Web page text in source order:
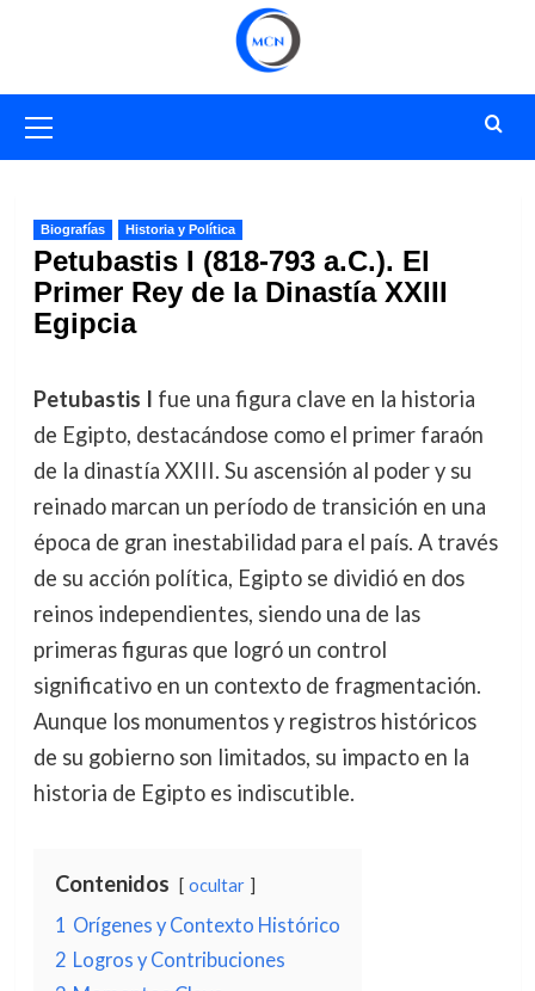
primario
Biografías Historia y Política
Petubastis I (818-793 a.C.). El
Primer Rey de la Dinastía XXIII
Egipcia
Petubastis I fue una figura clave en la historia
de Egipto, destacándose como el primer faraón
de la dinastía XXIII. Su ascensión al poder y su
reinado marcan un período de transición en una
época de gran inestabilidad para el país. A través
de su acción política, Egipto se dividió en dos
reinos independientes, siendo una de las
primeras figuras que logró un control
significativo en un contexto de fragmentación.
Aunque los monumentos y registros históricos
de su gobierno son limitados, su impacto en la
historia de Egipto es indiscutible.
Contenidos ocultar
1 Orígenes y Contexto Histórico
2 Logros y Contribuciones